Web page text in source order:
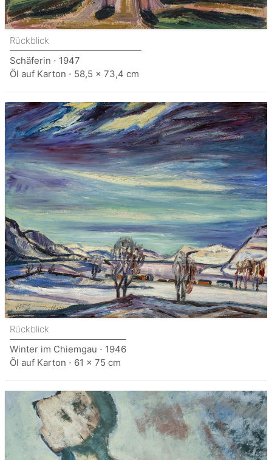
Rückblick
Schäferin ⋅ 1947
Öl auf Karton ⋅ 58,5 x 73,4 cm
Rückblick
Winter im Chiemgau ⋅ 1946
Öl auf Karton ⋅ 61 x 75 cm